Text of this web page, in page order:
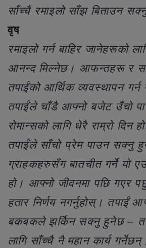
साँच्चै रमाइलो साँझ बिताउन
वृष
रमाइलो गर्न बाहिर जानेहरूको
आनन्द मिल्नेछ। आफन्तहरू र
तपाईंको आर्थिक व्यवस्थापन
तपाईंले चाँडै आफ्नो बजेट उँचो
रोमान्सको लागि धेरै राम्रो दिन
तपाईंले साँचो प्रेम पाउन सक्नु
ग्राहकहरुसँग बातचीत गर्ने यो
हो। आफ्नो जीवनमा पछि गएर
हतार निर्णय नगर्नुहोस्। तपाईं
बकबकले झर्किन सक्नु हुनेछ –
लागि साँच्चै नै महान कार्य